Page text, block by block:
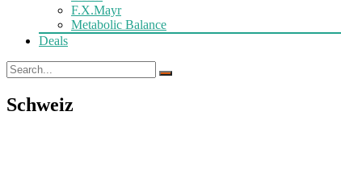
F.X.Mayr
Metabolic Balance
Deals
Schweiz